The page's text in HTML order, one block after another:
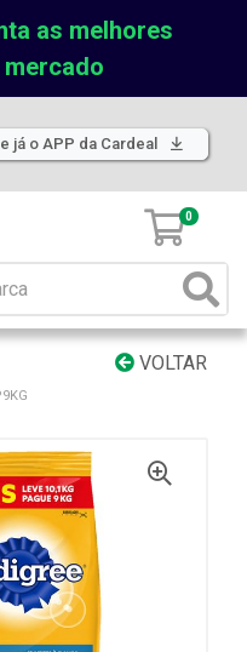
as melhores
já o APP da Cardeal
0
VOLTAR